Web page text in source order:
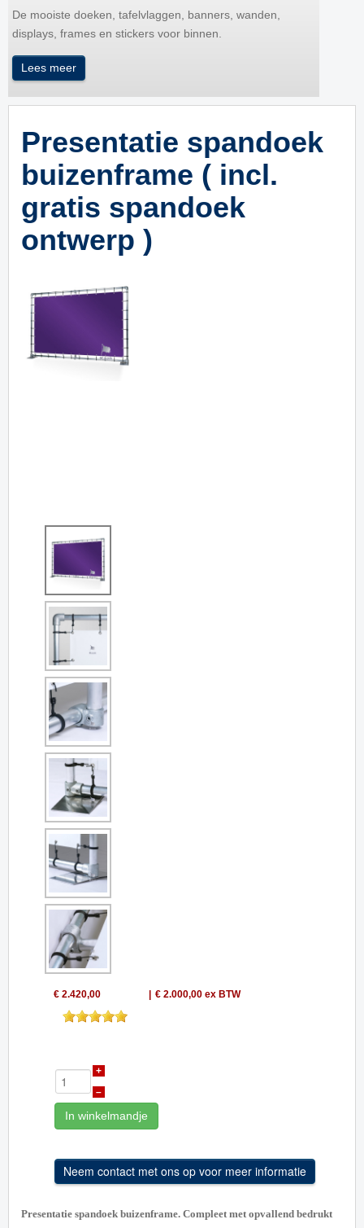
De mooiste doeken, tafelvlaggen, banners, wanden,
displays, frames en stickers voor binnen.
Lees meer
Presentatie spandoek
buizenframe ( incl.
gratis spandoek
ontwerp )
€ 2.420,00 € 2.000,00 ex BTW
+
–
In winkelmandje
Presentatie spandoek buizenframe. Compleet met opvallend bedrukt